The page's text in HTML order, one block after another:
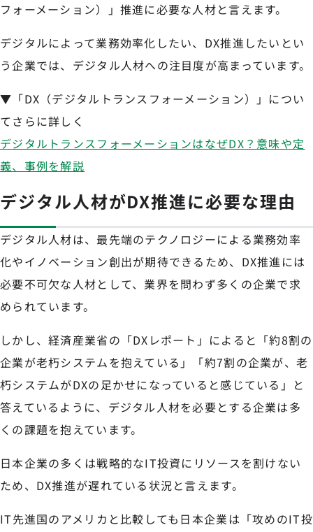
フォーメーション）」推進に必要な人材と言えます。
デジタルによって業務効率化したい、DX推進したいとい
う企業では、デジタル人材への注目度が高まっています。
▼「DX（デジタルトランスフォーメーション）」につい
てさらに詳しく
デジタルトランスフォーメーションはなぜDX？意味や定
義、事例を解説
デジタル人材がDX推進に必要な理由
デジタル人材は、最先端のテクノロジーによる業務効率
化やイノベーション創出が期待できるため、DX推進には
必要不可欠な人材として、業界を問わず多くの企業で求
められています。
しかし、経済産業省の「DXレポート」によると「約8割の
企業が老朽システムを抱えている」「約7割の企業が、老
朽システムがDXの足かせになっていると感じている」と
答えているように、デジタル人材を必要とする企業は多
くの課題を抱えています。
日本企業の多くは戦略的なIT投資にリソースを割けない
ため、DX推進が遅れている状況と言えます。
IT先進国のアメリカと比較しても日本企業は「攻めのIT投